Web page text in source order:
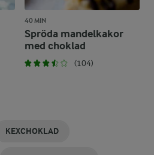
40 MIN
Spröda mandelkakor
med choklad
(104)
KEXCHOKLAD